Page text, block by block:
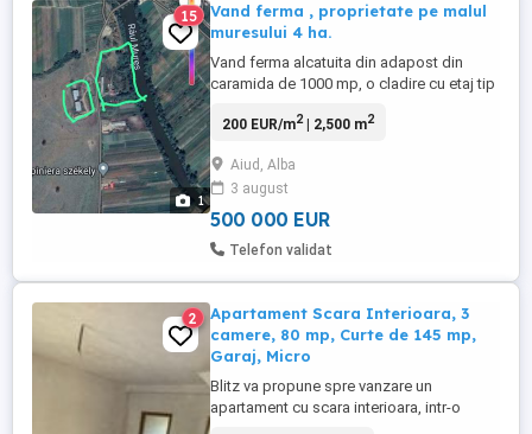
1
15
Vand ferma , proprietate pe malul
muresului 4 ha.
Vand ferma alcatuita din adapost din
caramida de 1000 mp, o cladire cu etaj tip
curte betonata, acces la 50 ha pașune de
rețea si din puțuri proprii, gaz, 380v, acces
TIR, , Incalzire: Gaz ,
aproapedeAutostradaSebeș- ...
200 EUR/m2| 2,500 m2
Aiud, Alba
3 august
500 000 EUR
Telefon validat
2
Apartament Scara Interioara, 3
camere, 80 mp, Curte de 145 mp,
Garaj, Micro
Blitz va propune spre vanzare un
apartament cu scara interioara, intr-o